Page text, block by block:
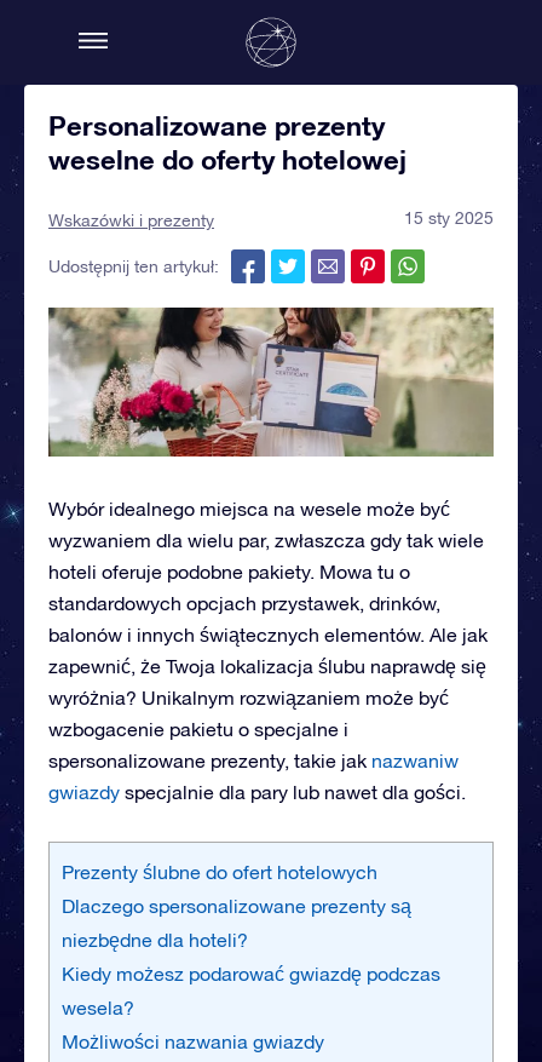
Personalizowane prezenty
weselne do oferty hotelowej
Wskazówki i prezenty 15 sty 2025
Udostępnij ten artykuł:
Wybór idealnego miejsca na wesele może być
wyzwaniem dla wielu par, zwłaszcza gdy tak wiele
hoteli oferuje podobne pakiety. Mowa tu o
standardowych opcjach przystawek, drinków,
balonów i innych świątecznych elementów. Ale jak
zapewnić, że Twoja lokalizacja ślubu naprawdę się
wyróżnia? Unikalnym rozwiązaniem może być
wzbogacenie pakietu o specjalne i
spersonalizowane prezenty, takie jak nazwaniw
gwiazdy specjalnie dla pary lub nawet dla gości.
Prezenty ślubne do ofert hotelowych
Dlaczego spersonalizowane prezenty są
niezbędne dla hoteli?
Kiedy możesz podarować gwiazdę podczas
wesela?
Możliwości nazwania gwiazdy